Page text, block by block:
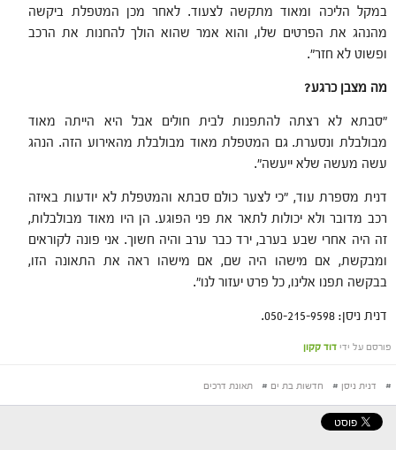
במקל הליכה ומאוד מתקשה לצעוד. לאחר מכן המטפלת ביקשה
מהנהג את הפרטים שלו, והוא אמר שהוא הולך להחנות את הרכב
ופשוט לא חזר".
מה מצבן כרגע?
"סבתא לא רצתה להתפנות לבית חולים אבל היא הייתה מאוד
מבולבלת ונסערת. גם המטפלת מאוד מבולבלת מהאירוע הזה. הנהג
עשה מעשה שלא ייעשה".
דנית מספרת עוד, "כי לצער כולם סבתא והמטפלת לא יודעות באיזה
רכב מדובר ולא יכולות לתאר את פני הפוגע. הן היו מאוד מבולבלות,
זה היה אחרי שבע בערב, ירד כבר ערב והיה חשוך. אני פונה לקוראים
ומבקשת, אם מישהו היה שם, אם מישהו ראה את התאונה הזו,
בבקשה תפנו אלינו, כל פרט יעזור לנו".
דנית ניסן: 050-215-9598.
פורסם על ידי דוד קקון
# דנית ניסן # חדשות בת ים # תאונת דרכים